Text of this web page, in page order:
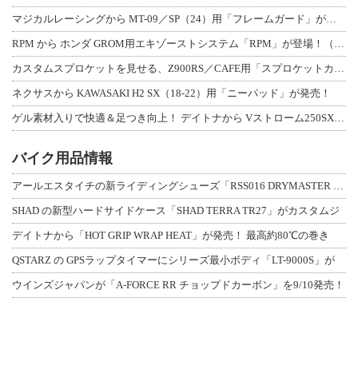
ネクサスから KAWASAKI H2 SX（18-22）用「ニーパッド」が発売！
バイク用品情報
SHAD の新型ハードサイドケース「SHAD TERRA TR27」がカスタムジ
デイトナから「HOT GRIP WRAP HEAT」が発売！ 最高約80℃の巻き
QSTARZ の GPSラップタイマーにシリーズ最小ボディ「LT-9000S」が
ウインズジャパンが「A-FORCE RR チョップドカーボン」を9/10発売！